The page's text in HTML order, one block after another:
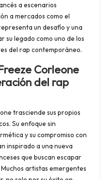
a escenarios
a mercados como el
un desafío y una
su legado como uno de los
del rap contemporáneo.
Corleone
del rap
trasciende sus propios
Su enfoque sin
y su compromiso con
inspirado a una nueva
que buscan escapar
artistas emergentes